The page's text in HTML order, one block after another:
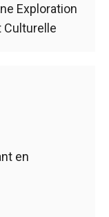
Exploration
Culturelle
en